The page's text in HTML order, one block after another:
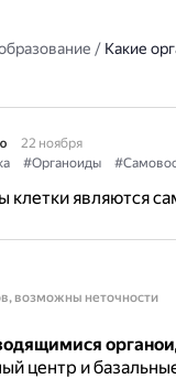
/ Какие
22 ноября
#Органоиды
клетки являются
возможны неточности
центр и